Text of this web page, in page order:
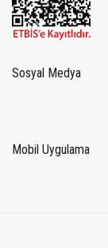
Sosyal Medya
Mobil Uygulama